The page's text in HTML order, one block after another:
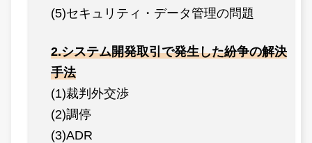
(5)セキュリティ・データ管理の問題
2.システム開発取引で発生した紛争の解決
手法
(1)裁判外交渉
(2)調停
(3)ADR